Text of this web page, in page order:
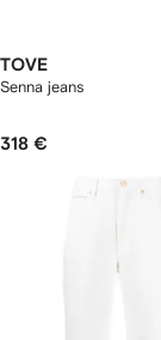
TOVE
Senna jeans
318 €